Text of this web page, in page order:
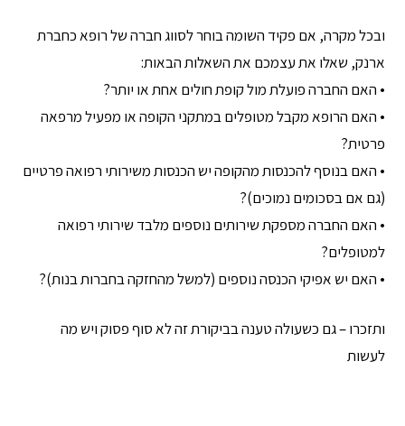
ובכל מקרה, אם פקיד השומה בוחר לסווג חברה של רופא כחברת
ארנק, שאלו את עצמכם את השאלות הבאות:
• האם החברה פועלת מול קופת חולים אחת או יותר?
• האם הרופא מקבל מטופלים במתקני הקופה או מפעיל מרפאה
פרטית?
• האם בנוסף להכנסות מהקופה יש הכנסות משירותי רפואה פרטיים
(גם אם בסכומים נמוכים)?
• האם החברה מספקת שירותים נוספים מלבד שירותי רפואה
למטופלים?
• האם יש אפיקי הכנסה נוספים (למשל מהחזקה בחברות בנות)?
ותזכרו – גם כשעולה טענה בביקורת זה לא סוף פסוק ויש מה
לעשות